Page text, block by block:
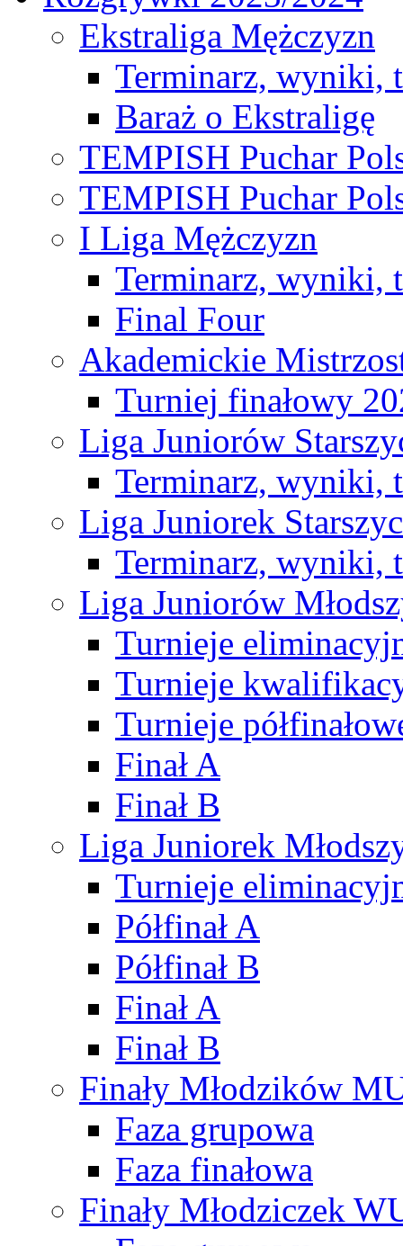
Ekstraliga Mężczyzn
Terminarz, wyniki,
Baraż o Ekstraligę
TEMPISH Puchar
TEMPISH Puchar
I Liga Mężczyzn
Terminarz, wyniki,
Final Four
Akademickie
Turniej finałowy
Liga Juniorów
Terminarz, wyniki,
Liga Juniorek
Terminarz, wyniki,
Liga Juniorów
Turnieje
Turnieje
Turnieje
Finał A
Finał B
Liga Juniorek
Turnieje
Półfinał A
Półfinał B
Finał A
Finał B
Finały Młodzików
Faza grupowa
Faza finałowa
Finały Młodziczek